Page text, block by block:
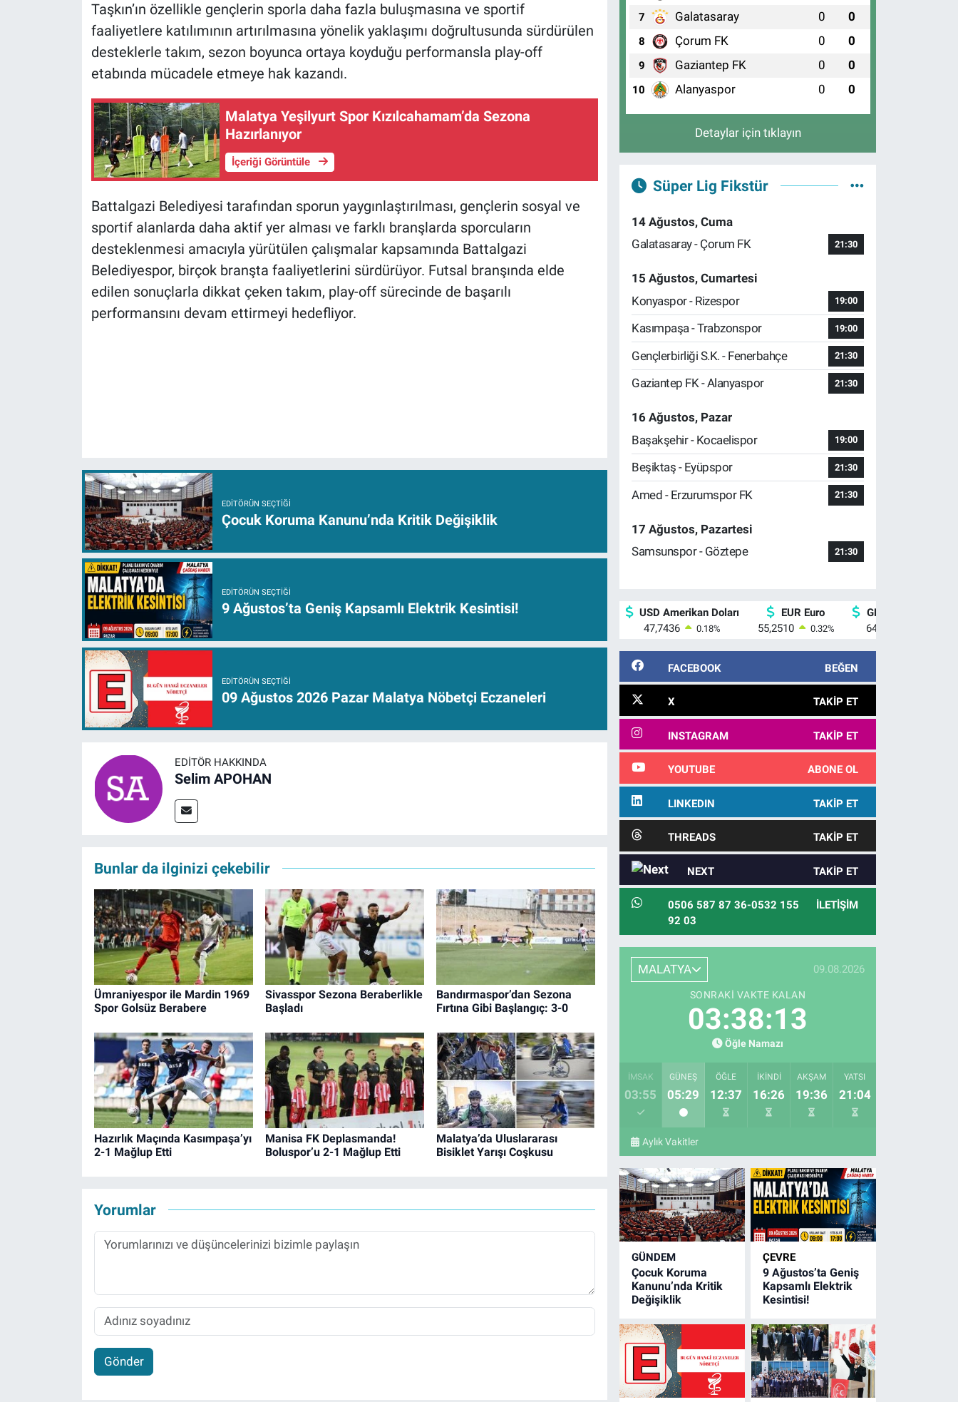
Taşkın’ın özellikle gençlerin sporla daha fazla buluşmasına ve sportif
faaliyetlere katılımının artırılmasına yönelik yaklaşımı doğrultusunda sürdürülen
desteklerle takım, sezon boyunca ortaya koyduğu performansla play-off
etabında mücadele etmeye hak kazandı.
Malatya Yeşilyurt Spor Kızılcahamam’da Sezona
Hazırlanıyor
İçeriği Görüntüle
Battalgazi Belediyesi tarafından sporun yaygınlaştırılması, gençlerin sosyal ve
sportif alanlarda daha aktif yer alması ve farklı branşlarda sporcuların
desteklenmesi amacıyla yürütülen çalışmalar kapsamında Battalgazi
Belediyespor, birçok branşta faaliyetlerini sürdürüyor. Futsal branşında elde
edilen sonuçlarla dikkat çeken takım, play-off sürecinde de başarılı
performansını devam ettirmeyi hedefliyor.
EDITÖRÜN SEÇTIĞI
Çocuk Koruma Kanunu’nda Kritik Değişiklik
EDITÖRÜN SEÇTIĞI
9 Ağustos’ta Geniş Kapsamlı Elektrik Kesintisi!
EDITÖRÜN SEÇTIĞI
09 Ağustos 2026 Pazar Malatya Nöbetçi Eczaneleri
EDITÖR HAKKINDA
Selim APOHAN
Bunlar da ilginizi çekebilir
Ümraniyespor ile Mardin 1969
Spor Golsüz Berabere
Sivasspor Sezona Beraberlikle
Başladı
Bandırmaspor’dan Sezona
Fırtına Gibi Başlangıç: 3-0
Hazırlık Maçında Kasımpaşa’yı
2-1 Mağlup Etti
Manisa FK Deplasmanda!
Boluspor’u 2-1 Mağlup Etti
Malatya’da Uluslararası
Bisiklet Yarışı Coşkusu
Yorumlar
Gönder
7 Galatasaray 0 0
8 Çorum FK 0 0
9 Gaziantep FK 0 0
10 Alanyaspor 0 0
Detaylar için tıklayın
Süper Lig Fikstür
14 Ağustos, Cuma
Galatasaray - Çorum FK
21:30
15 Ağustos, Cumartesi
Konyaspor - Rizespor
19:00
Kasımpaşa - Trabzonspor 19:00
Gençlerbirliği S.K. - Fenerbahçe 21:30
Gaziantep FK - Alanyaspor 21:30
16 Ağustos, Pazar
Başakşehir - Kocaelispor
19:00
Beşiktaş - Eyüpspor 21:30
Amed - Erzurumspor FK 21:30
17 Ağustos, Pazartesi
Samsunspor - Göztepe
21:30
USD Amerikan Doları
47,7436
0.18%
EUR Euro
55,2510
0.32%
GBP İngiliz Sterlini
64,4811
FACEBOOK BEĞEN
X TAKIP ET
INSTAGRAM TAKIP ET
YOUTUBE ABONE OL
LINKEDIN TAKIP ET
THREADS TAKIP ET
NEXT TAKIP ET
0506 587 87 36-0532 155
92 03
İLETIŞIM
MALATYA 09.08.2026
SONRAKI VAKTE KALAN
03:38:11
Öğle Namazı
İMSAK
03:55
GÜNEŞ
05:29
ÖĞLE
12:37
İKINDI
16:26
AKŞAM
19:36
YATSI
21:04
Aylık Vakitler
GÜNDEM
Çocuk Koruma
Kanunu’nda Kritik
Değişiklik
ÇEVRE
9 Ağustos’ta Geniş
Kapsamlı Elektrik
Kesintisi!